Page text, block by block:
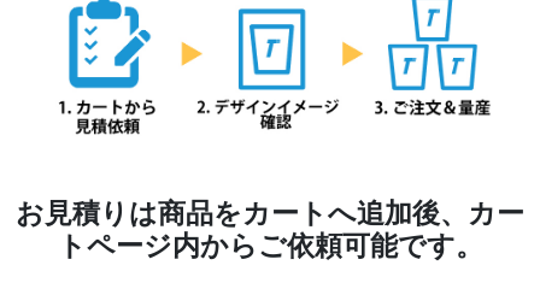
お見積りは商品をカートへ追加後、カー
トページ内からご依頼可能です。